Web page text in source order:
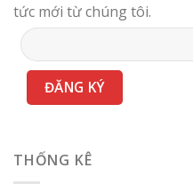
tức mới từ chúng tôi.
THỐNG KÊ